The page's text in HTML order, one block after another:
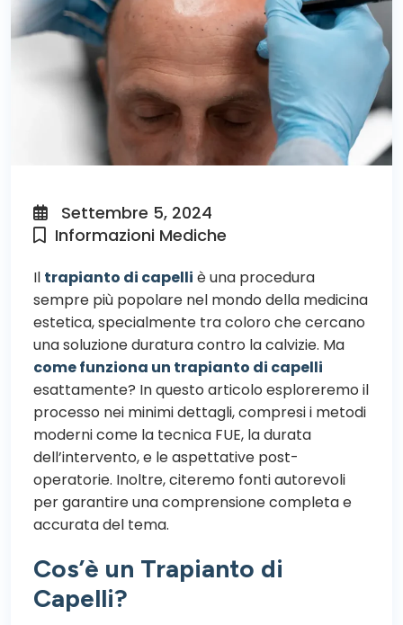
Settembre 5, 2024
Informazioni Mediche
Il trapianto di capelli è una procedura
sempre più popolare nel mondo della medicina
estetica, specialmente tra coloro che cercano
una soluzione duratura contro la calvizie. Ma
come funziona un trapianto di capelli
esattamente? In questo articolo esploreremo il
processo nei minimi dettagli, compresi i metodi
moderni come la tecnica FUE, la durata
dell’intervento, e le aspettative post-
operatorie. Inoltre, citeremo fonti autorevoli
per garantire una comprensione completa e
accurata del tema.
Cos’è un Trapianto di
Capelli?